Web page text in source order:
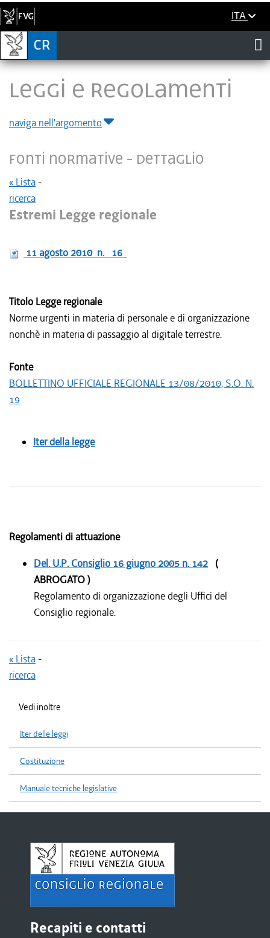
ITA
LEGGI E REGOLAMENTI
naviga nell'argomento
Fonti normative - Dettaglio
« Lista-
ricerca
Estremi Legge regionale
11 agosto 2010n. 16
Titolo Legge regionale
Norme urgenti in materia di personale e di organizzazione
nonchè in materia di passaggio al digitale terrestre.
Fonte
BOLLETTINO UFFICIALE REGIONALE 13/08/2010, S.O. N.
19
Iter della legge
Regolamenti di attuazione
Del. U.P. Consiglio 16 giugno 2005 n. 142 (
ABROGATO )
Regolamento di organizzazione degli Uffici del
Consiglio regionale.
« Lista-
ricerca
Vedi inoltre
Iter delle leggi
Costituzione
Manuale tecniche legislative
Recapiti e contatti